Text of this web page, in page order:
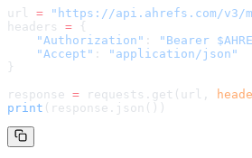
url = " https://api.ahrefs.com/v3/
headers = {
    "Authorization"
: "Bearer
    "Accept"
:
"application/json"
}
response = requests.get(url,
print (response.json())